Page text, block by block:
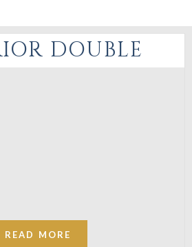
DOUBLE
READ MORE